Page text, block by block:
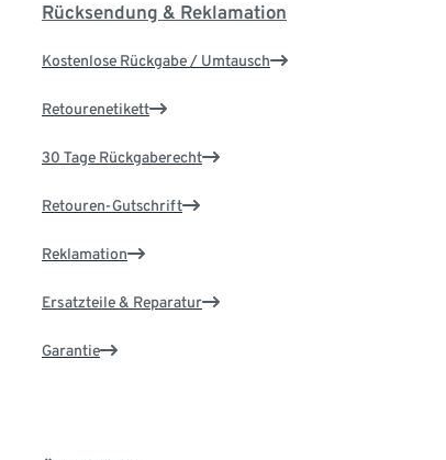
Rücksendung & Reklamation
Kostenlose Rückgabe / Umtausch
Retourenetikett
30 Tage Rückgaberecht
Retouren-Gutschrift
Reklamation
Ersatzteile & Reparatur
Garantie